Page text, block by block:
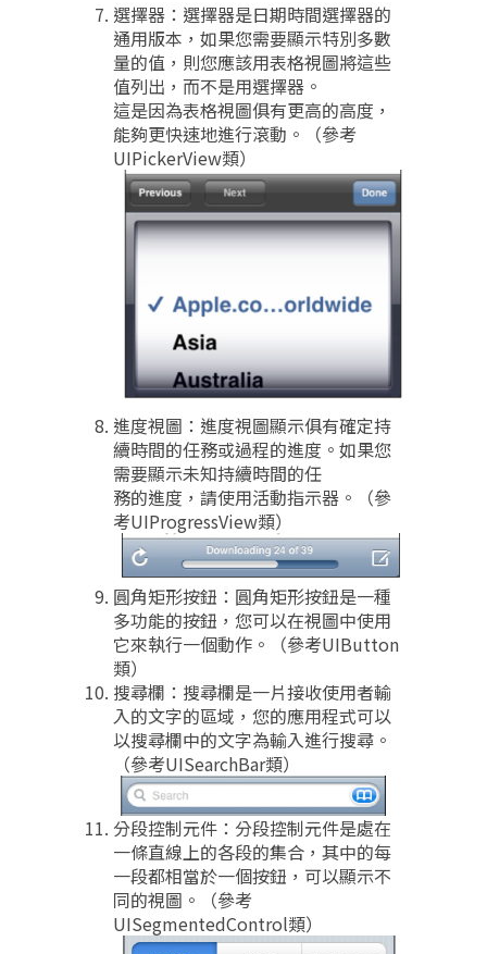
選擇器：選擇器是日期時間選擇器的
通用版本，如果您需要顯示特別多數
量的值，則您應該用表格視圖將這些
值列出，而不是用選擇器。
這是因為表格視圖俱有更高的高度，
能夠更快速地進行滾動。（參考
UIPickerView類）
進度視圖：進度視圖顯示俱有確定持
續時間的任務或過程的進度。如果您
需要顯示未知持續時間的任
務的進度，請使用活動指示器。（參
考UIProgressView類）
圓角矩形按鈕：圓角矩形按鈕是一種
多功能的按鈕，您可以在視圖中使用
它來執行一個動作。（參考UIButton
類）
搜尋欄：搜尋欄是一片接收使用者輸
入的文字的區域，您的應用程式可以
以搜尋欄中的文字為輸入進行搜尋。
（參考UISearchBar類）
分段控制元件：分段控制元件是處在
一條直線上的各段的集合，其中的每
一段都相當於一個按鈕，可以顯示不
同的視圖。（參考
UISegmentedControl類）